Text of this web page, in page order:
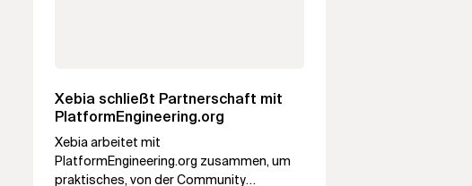
Xebia schließt Partnerschaft mit
PlatformEngineering.org
Xebia arbeitet mit
PlatformEngineering.org zusammen, um
praktisches, von der Community